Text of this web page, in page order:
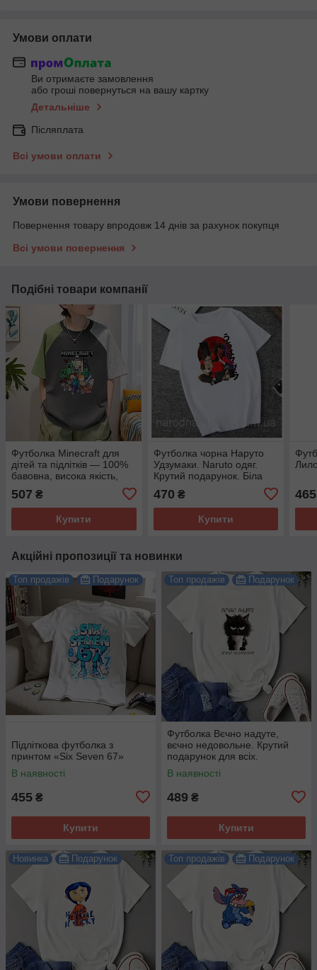
Умови оплати
Ви отримаєте замовлення
або гроші повернуться на вашу картку
Детальніше
Післяплата
Всі умови оплати
Умови повернення
Повернення товару впродовж 14 днів за рахунок покупця
Всі умови повернення
Подібні товари компанії
Футболка Minecraft для
дітей та підлітків — 100%
бавовна, висока якість,
507 ₴
Купити
Футболка чорна Наруто
Удзумаки. Naruto одяг.
Крутий подарунок. Біла
Футболка Naruto Удзумаки
470 ₴
Купити
465
Акційні пропозиції та новинки
Топ продажів Подарунок
Підліткова футболка з
принтом «Six Seven 67»
В наявності
455 ₴
Купити
Топ продажів Подарунок
Футболка Вєчно надуте,
вєчно недовольне. Крутий
подарунок для всіх.
В наявності
489 ₴
Купити
Новинка Подарунок Топ продажів Подарунок